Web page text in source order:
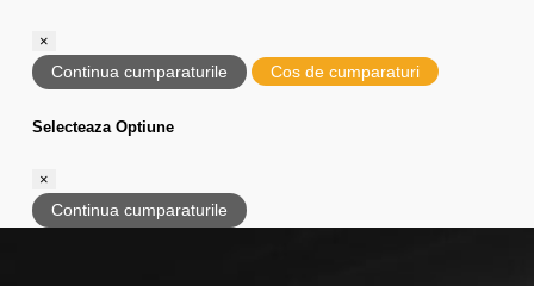
×
Continua cumparaturile Cos de cumparaturi
Selecteaza Optiune
×
Continua cumparaturile